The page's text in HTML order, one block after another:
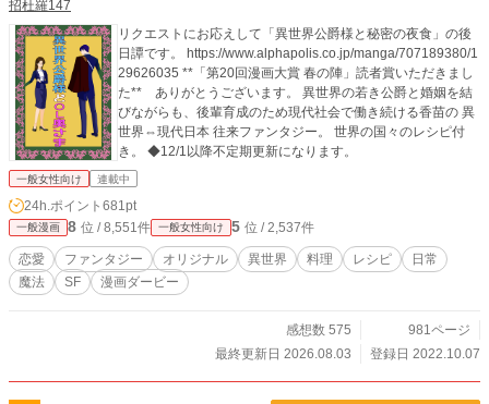
招杜羅147
リクエストにお応えして「異世界公爵様と秘密の夜食」の後
日譚です。 https://www.alphapolis.co.jp/manga/707189380/1
29626035 **「第20回漫画大賞 春の陣」読者賞いただきまし
た** ありがとうございます。 異世界の若き公爵と婚姻を結
びながらも、後輩育成のため現代社会で働き続ける香苗の 異
世界⇔現代日本 往来ファンタジー。 世界の国々のレシピ付
き。 ◆12/1以降不定期更新になります。
一般女性向け 連載中
24h.ポイント 681pt
一般漫画 8 位 / 8,551件 一般女性向け 5 位 / 2,537件
恋愛 ファンタジー オリジナル 異世界 料理 レシピ
日常
魔法
SF 漫画ダービー
感想数 575
981ページ
最終更新日 2026.08.03
登録日 2022.10.07